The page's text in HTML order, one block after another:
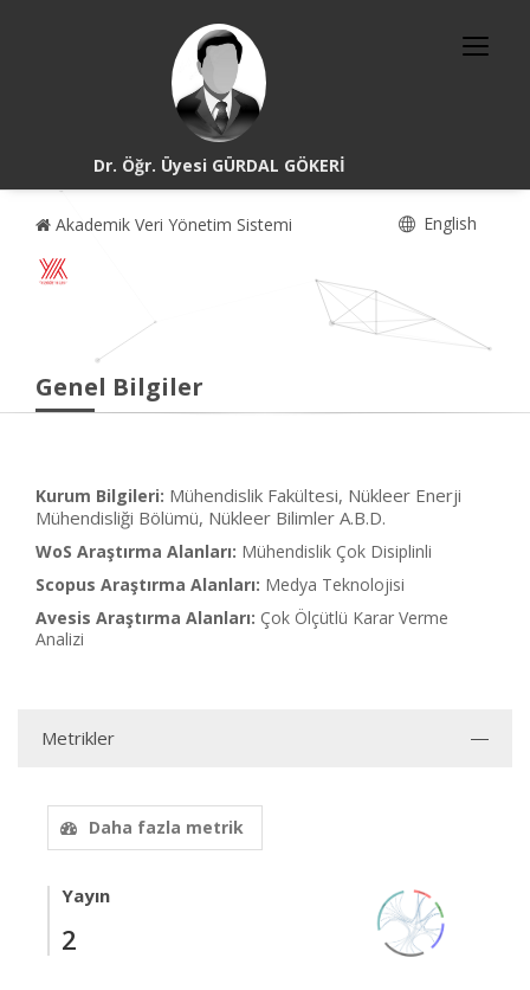
Dr. Öğr. Üyesi GÜRDAL GÖKERİ
Akademik Veri Yönetim Sistemi English
Genel Bilgiler
Kurum Bilgileri: Mühendislik Fakültesi, Nükleer Enerji
Mühendisliği Bölümü, Nükleer Bilimler A.B.D.
WoS Araştırma Alanları: Mühendislik Çok Disiplinli
Scopus Araştırma Alanları: Medya Teknolojisi
Avesis Araştırma Alanları: Çok Ölçütlü Karar Verme
Analizi
Metrikler
Daha fazla metrik
Yayın
2